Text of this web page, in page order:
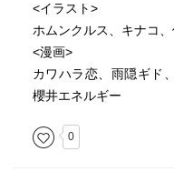
<イラスト>
ホムンクルス、キナコ
<漫画>
カワハラ恋、雨隠ギド
櫻井エネルギー
0